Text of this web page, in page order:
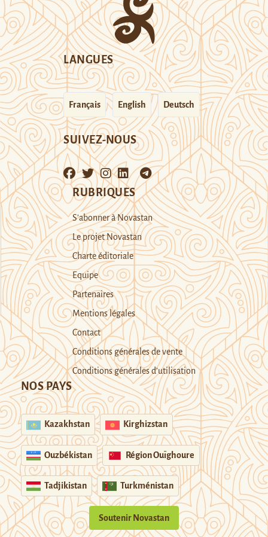
LANGUES
Français English Deutsch
SUIVEZ-NOUS
RUBRIQUES
S’abonner à Novastan
Le projet Novastan
Charte éditoriale
Equipe
Partenaires
Mentions légales
Contact
Conditions générales de vente
Conditions générales d’utilisation
NOS PAYS
Kazakhstan Kirghizstan
Ouzbékistan Région Ouïghoure
Tadjikistan Turkménistan
Soutenir Novastan